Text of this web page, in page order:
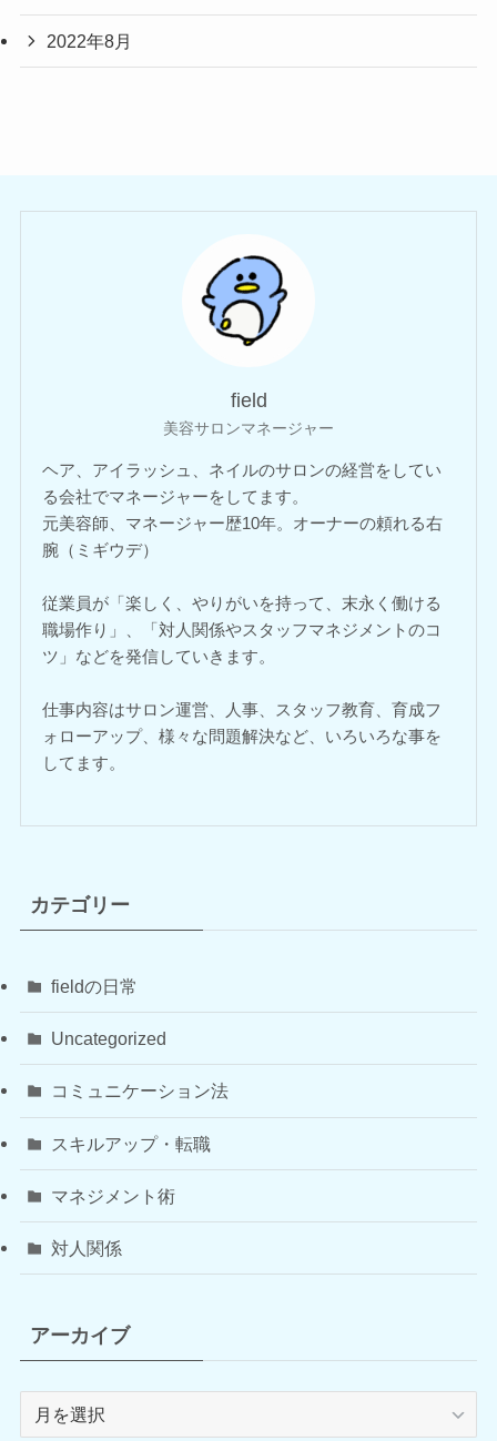
2022年8月
field
美容サロンマネージャー
ヘア、アイラッシュ、ネイルのサロンの経営をしてい
る会社でマネージャーをしてます。
元美容師、マネージャー歴10年。オーナーの頼れる右
腕（ミギウデ）
従業員が「楽しく、やりがいを持って、末永く働ける
職場作り」、「対人関係やスタッフマネジメントのコ
ツ」などを発信していきます。
仕事内容はサロン運営、人事、スタッフ教育、育成フ
ォローアップ、様々な問題解決など、いろいろな事を
してます。
カテゴリー
fieldの日常
Uncategorized
コミュニケーション法
スキルアップ・転職
マネジメント術
対人関係
アーカイブ